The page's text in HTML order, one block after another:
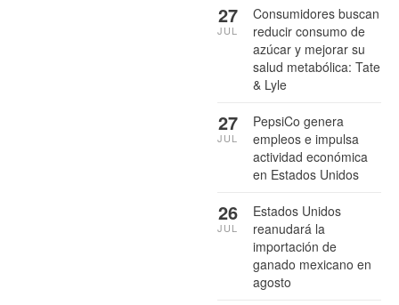
Consumidores buscan
reducir consumo de
azúcar y mejorar su
salud metabólica: Tate
& Lyle
27
JUL
PepsiCo genera
empleos e impulsa
actividad económica
en Estados Unidos
27
JUL
Estados Unidos
reanudará la
importación de
ganado mexicano en
agosto
26
JUL